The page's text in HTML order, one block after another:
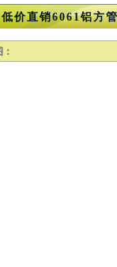
价直销6061铝方